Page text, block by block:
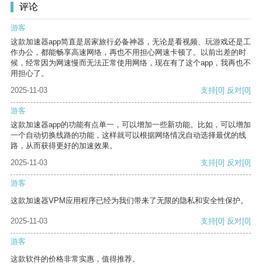
评论
游客
这款加速器app简直是居家旅行必备神器，无论是看视频、玩游戏还是工
作办公，都能畅享高速网络，再也不用担心网速卡顿了。以前出差的时
候，经常因为网速慢而无法正常使用网络，现在有了这个app，我再也不
用担心了。
2025-11-03
支持[0] 反对[0]
游客
这款加速器app的功能有点单一，可以增加一些新功能。比如，可以增加
一个自动切换线路的功能，这样就可以根据网络情况自动选择最优的线
路，从而获得更好的加速效果。
2025-11-03
支持[0] 反对[0]
游客
这款加速器VPM应用程序已经为我们带来了无限的隐私和安全性保护。
2025-11-03 支持[0] 反对[0]
游客
这款软件的价格非常实惠，值得推荐。